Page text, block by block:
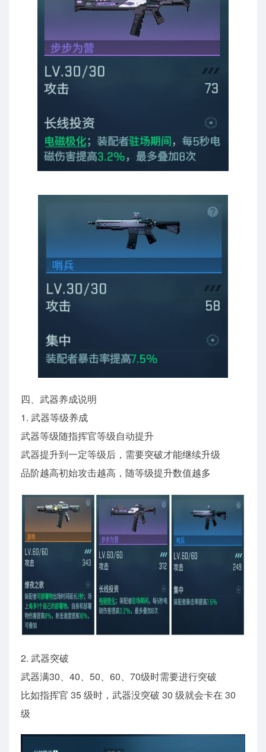
四、武器养成说明
1. 武器等级养成
武器等级随指挥官等级自动提升
武器提升到一定等级后，需要突破才能继续升级
品阶越高初始攻击越高，随等级提升数值越多
2. 武器突破
武器满30、40、50、60、70级时需要进行突破
比如指挥官 35 级时，武器没突破 30 级就会卡在 30
级